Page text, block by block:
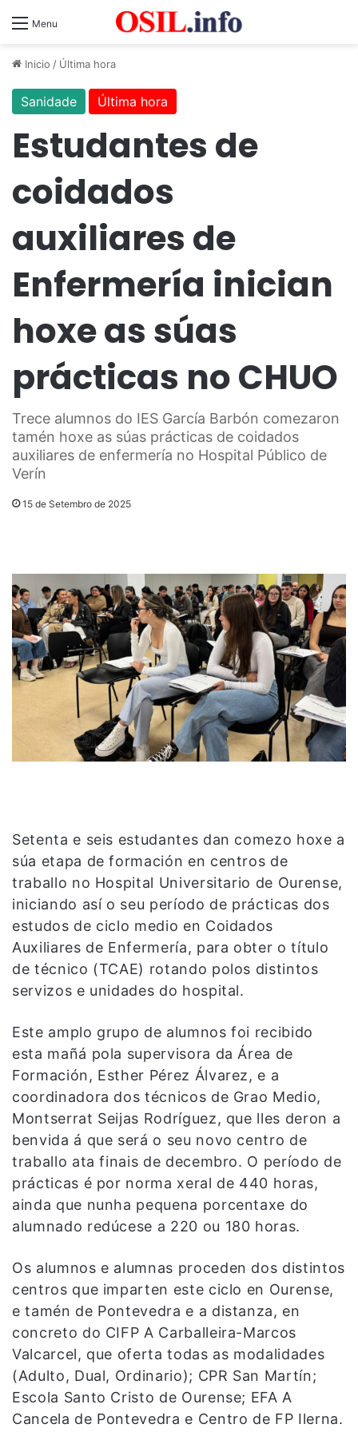
Menu
Inicio / Última hora
Sanidade Última hora
Estudantes de
coidados
auxiliares de
Enfermería inician
hoxe as súas
prácticas no CHUO
Trece alumnos do IES García Barbón comezaron
tamén hoxe as súas prácticas de coidados
auxiliares de enfermería no Hospital Público de
Verín
15 de Setembro de 2025
Setenta e seis estudantes dan comezo hoxe a
súa etapa de formación en centros de
traballo no Hospital Universitario de Ourense,
iniciando así o seu período de prácticas dos
estudos de ciclo medio en Coidados
Auxiliares de Enfermería, para obter o título
de técnico (TCAE) rotando polos distintos
servizos e unidades do hospital.
Este amplo grupo de alumnos foi recibido
esta mañá pola supervisora da Área de
Formación, Esther Pérez Álvarez, e a
coordinadora dos técnicos de Grao Medio,
Montserrat Seijas Rodríguez, que lles deron a
benvida á que será o seu novo centro de
traballo ata finais de decembro. O período de
prácticas é por norma xeral de 440 horas,
ainda que nunha pequena porcentaxe do
alumnado redúcese a 220 ou 180 horas.
Os alumnos e alumnas proceden dos distintos
centros que imparten este ciclo en Ourense,
e tamén de Pontevedra e a distanza, en
concreto do CIFP A Carballeira-Marcos
Valcarcel, que oferta todas as modalidades
(Adulto, Dual, Ordinario); CPR San Martín;
Escola Santo Cristo de Ourense; EFA A
Cancela de Pontevedra e Centro de FP Ilerna.